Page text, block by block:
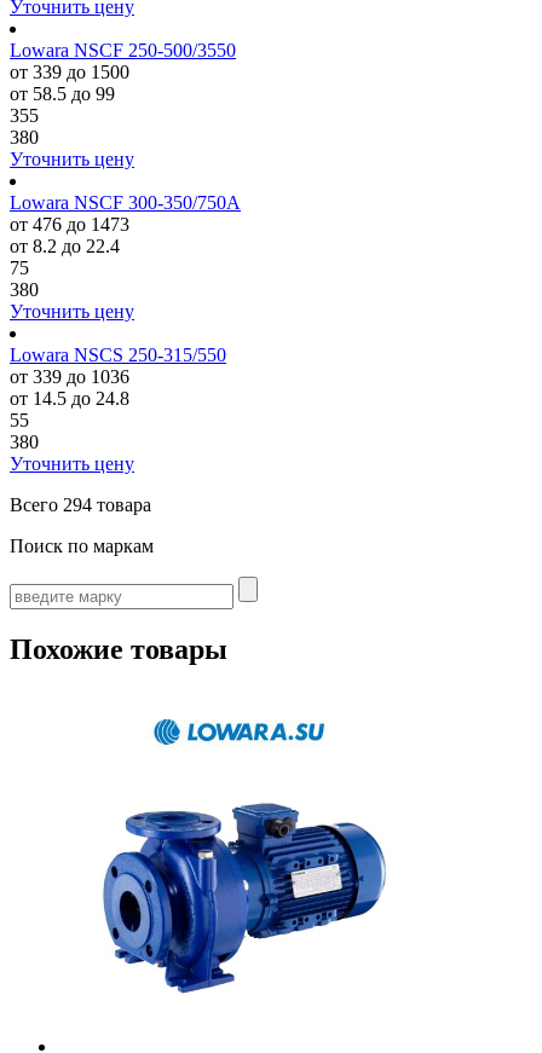
Уточнить цену
Lowara NSCF 250-500/3550
от 339 до 1500
от 58.5 до 99
355
380
Уточнить цену
Lowara NSCF 300-350/750A
от 476 до 1473
от 8.2 до 22.4
75
380
Уточнить цену
Lowara NSCS 250-315/550
от 339 до 1036
от 14.5 до 24.8
55
380
Уточнить цену
Всего 294 товара
Поиск по маркам
Похожие товары